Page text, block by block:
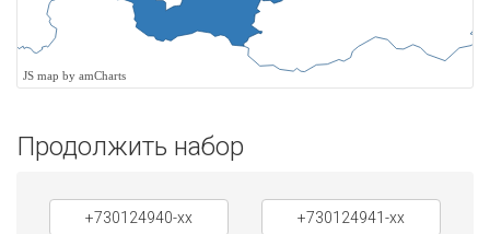
JS map by amCharts
Продолжить набор
+730124940-xx +730124941-xx